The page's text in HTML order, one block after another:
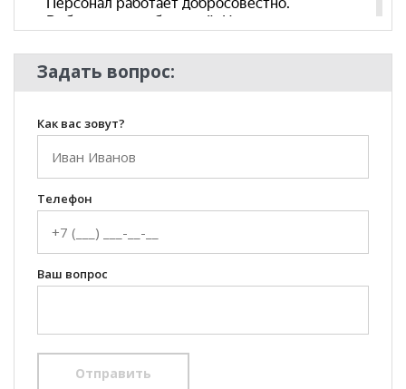
Задать вопрос:
Как вас зовут?
Телефон
Ваш вопрос
Отправить